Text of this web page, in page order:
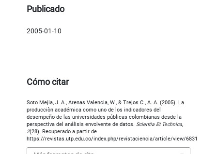
Publicado
2005-01-10
Cómo citar
Soto Mejia, J. A., Arenas Valencia, W., & Trejos C., A. A. (2005). La
producciòn académica como uno de los indicadores del
desempeño de las universidades públicas colombianas desde la
perspectiva del análisis envolvente de datos. Scientia Et Technica,
2(28). Recuperado a partir de
https://revistas.utp.edu.co/index.php/revistaciencia/article/view/6831